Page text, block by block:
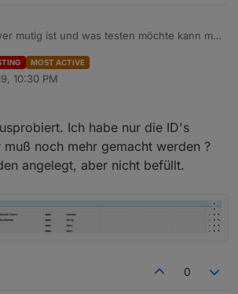
mutig ist und was testen möchte kann mal
noch kleiner.
werden nun Variabel hinzugefügt.
nur noch ein Datenpunkt pro WLAN! Setzen
wird der Datenpunkt alle 15 Sekunden
aktuellen Status geupdated.
MOST ACTIVE
10:30 PM
Ich habe nur die ID's
noch mehr gemacht werden ?
angelegt, aber nicht befüllt.
0